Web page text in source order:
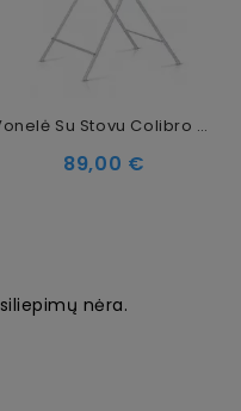
Vonelė Su Stovu Colibro SPA 2 In 1 Dove, 86 Cm
Kaina
89,00 €
nėra.